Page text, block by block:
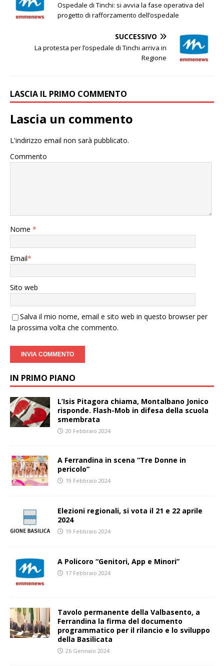
Ospedale di Tinchi: si avvia la fase operativa del
progetto di rafforzamento dell’ospedale
SUCCESSIVO
La protesta per l’ospedale di Tinchi arriva in
Regione
LASCIA IL PRIMO COMMENTO
Lascia un commento
L'indirizzo email non sarà pubblicato.
Commento
Nome *
Email*
Sito web
Salva il mio nome, email e sito web in questo browser per
la prossima volta che commento.
IN PRIMO PIANO
L’Isis Pitagora chiama, Montalbano Jonico
risponde. Flash-Mob in difesa della scuola
smembrata
20 Febbraio 2024
A Ferrandina in scena “Tre Donne in
pericolo”
19 Febbraio 2024
Elezioni regionali, si vota il 21 e 22 aprile
2024
19 Febbraio 2024
A Policoro “Genitori, App e Minori”
17 Febbraio 2024
Tavolo permanente della Valbasento, a
Ferrandina la firma del documento
programmatico per il rilancio e lo sviluppo
della Basilicata
26 Gennaio 2024